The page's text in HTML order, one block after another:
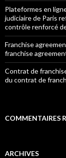
Plateformes en
judiciaire de Paris
contrôle renforcé
Franchise
franchise
Contrat de
du contrat de
COMMENTAIRES
ARCHIVES